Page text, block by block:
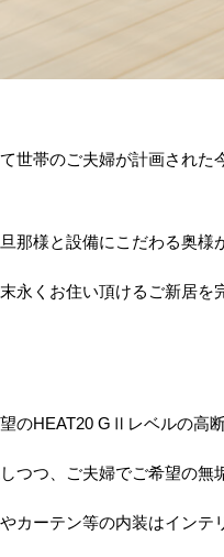
世帯のご夫婦が計画された
那様と設備にこだわる奥様
永くお住い頂けるご新居を
のHEAT20 GⅡレベルの高
つつ、ご夫婦でご希望の無
カーテン等の内装はインテ